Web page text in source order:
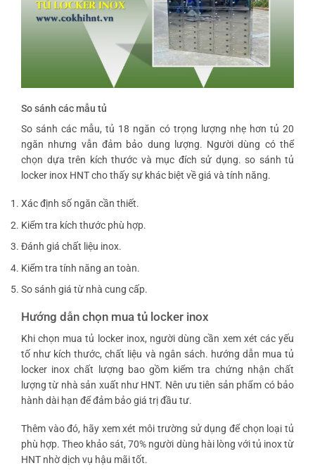
So sánh các mẫu tủ
So sánh các mẫu, tủ 18 ngăn có trọng lượng nhẹ hơn tủ 20
ngăn nhưng vẫn đảm bảo dung lượng. Người dùng có thể
chọn dựa trên kích thước và mục đích sử dụng. so sánh tủ
locker inox HNTcho thấy sự khác biệt về giá và tính năng.
Xác định số ngăn cần thiết.
Kiểm tra kích thước phù hợp.
Đánh giá chất liệu inox.
Kiểm tra tính năng an toàn.
So sánh giá từ nhà cung cấp.
Hướng dẫn chọn mua tủ locker inox
Khi chọn mua tủ locker inox, người dùng cần xem xét các yếu
tố như kích thước, chất liệu và ngân sách. hướng dẫn mua tủ
locker inox chất lượng bao gồm kiểm tra chứng nhận chất
lượng từ nhà sản xuất như HNT. Nên ưu tiên sản phẩm có bảo
hành dài hạn để đảm bảo giá trị đầu tư.
Thêm vào đó, hãy xem xét môi trường sử dụng để chọn loại tủ
phù hợp. Theo khảo sát, 70% người dùng hài lòng với tủ inox từ
HNT nhờ dịch vụ hậu mãi tốt.